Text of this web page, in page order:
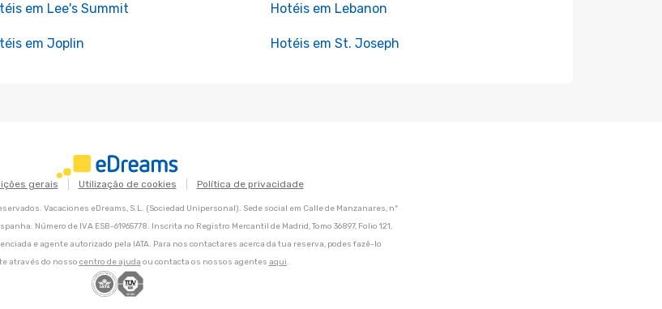
em Lee's Summit Hotéis em Lebanon
em Joplin Hotéis em St. Joseph
gerais Utilização de cookies Política de privacidade
Vacaciones eDreams, S.L. (Sociedad Unipersonal). Sede social em Calle de Manzanares, nº
Número de IVA ESB-61965778. Inscrita no Registro Mercantil de Madrid, Tomo 36897, Folio 121,
e agente autorizado pela IATA. Para nos contactares acerca da tua reserva, podes fazê-lo
através do nosso centro de ajuda ou contacta os nossos agentes aqui.